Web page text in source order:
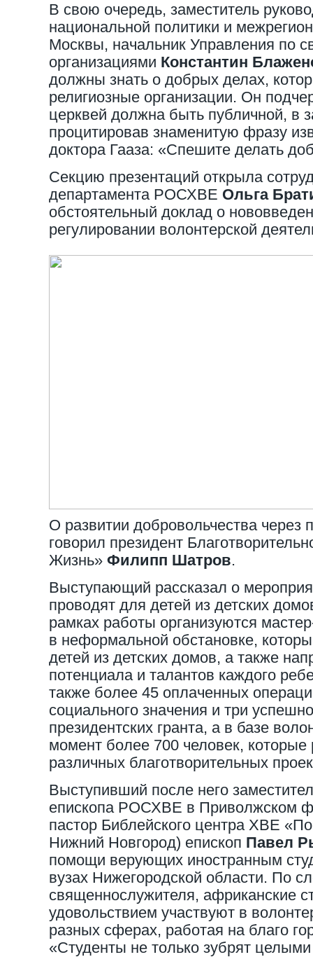
В свою очередь, заместитель
национальной политики и
Москвы, начальник Управления по
организациями Константин
должны знать о добрых делах,
религиозные организации. Он
церквей должна быть публичной, в
процитировав знаменитую фразу
доктора Гааза: «Спешите делать
Секцию презентаций открыла
департамента РОСХВЕ Ольга
обстоятельный доклад о
регулировании волонтерской
О развитии добровольчества через
говорил президент
Жизнь» Филипп Шатров.
Выступающий рассказал о
проводят для детей из детских
рамках работы организуются
в неформальной обстановке,
детей из детских домов, а также
потенциала и талантов каждого
также более 45 оплаченных
социального значения и три
президентских гранта, а в базе
момент более 700 человек, которые
различных благотворительных
Выступивший после него
епископа РОСХВЕ в Приволжском
пастор Библейского центра ХВЕ
Нижний Новгород) епископ Павел
помощи верующих иностранным
вузах Нижегородской области. По
священнослужителя, африканские
удовольствием участвуют в
разных сферах, работая на благо
«Студенты не только зубрят